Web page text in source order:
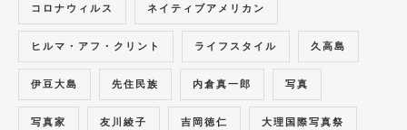
コロナウィルス ネイティブアメリカン
ヒルマ・アフ・クリント ライフスタイル 久高島
伊豆大島 先住民族 内倉真一郎 写真
写真家 友川綾子 吉岡徳仁 大理国際写真祭